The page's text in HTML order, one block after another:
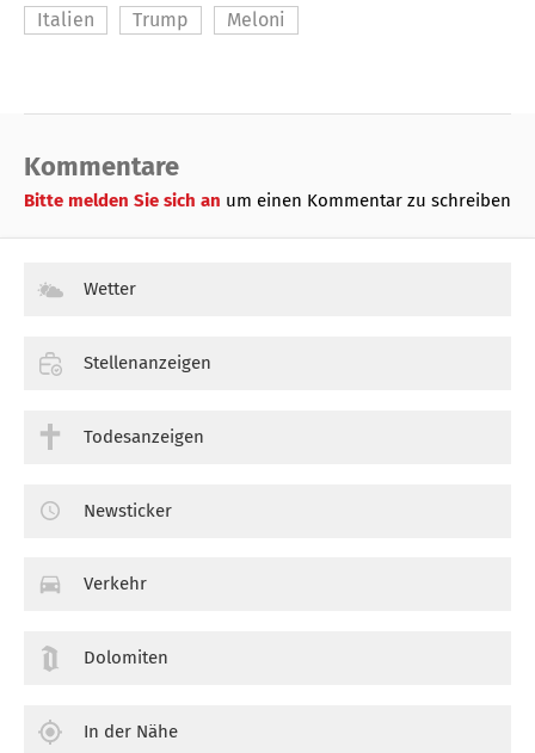
Italien Trump Meloni
Kommentare
Bitte melden Sie sich an um einen Kommentar zu schreiben
Wetter
Stellenanzeigen
Todesanzeigen
Newsticker
Verkehr
Dolomiten
In der Nähe